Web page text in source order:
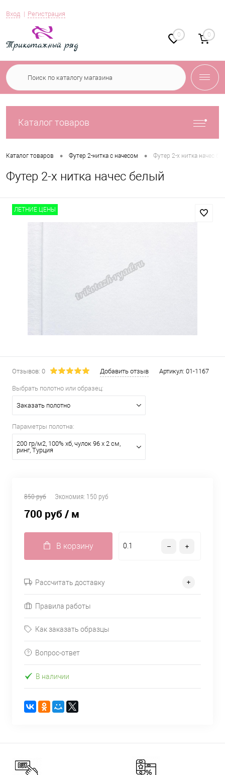
Вход Регистрация
0 0
Каталог товаров
Каталог товаров • Футер 2-нитка с начесом • Футер 2-х нитка начес
Футер 2-х нитка начес белый
ЛЕТНИЕ ЦЕНЫ
Отзывов: 0 Добавить отзыв Артикул: 01-1167
Выбрать полотно или образец:
Заказать полотно
Параметры полотна:
200 гр/м2, 100% хб, чулок 96 х 2 см,
ринг, Турция
850 руб Экономия: 150 руб
700 руб/ м
В корзину
Рассчитать доставку
Правила работы
Как заказать образцы
Вопрос-ответ
В наличии